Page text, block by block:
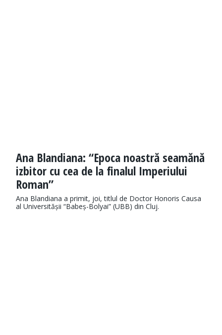
Ana Blandiana: “Epoca noastră seamănă
izbitor cu cea de la finalul Imperiului
Roman”
Ana Blandiana a primit, joi, titlul de Doctor Honoris Causa
al Universitășii “Babeș-Bolyai” (UBB) din Cluj.